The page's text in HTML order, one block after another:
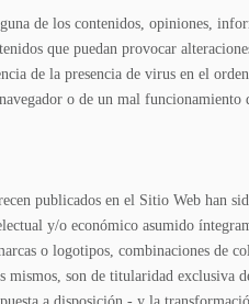
de los contenidos, opiniones,
que puedan provocar
de la presencia de virus en el
o de un mal funcionamiento
publicados en el Sitio Web han
y/o económico asumido
o logotipos, combinaciones de
son de titularidad exclusiva